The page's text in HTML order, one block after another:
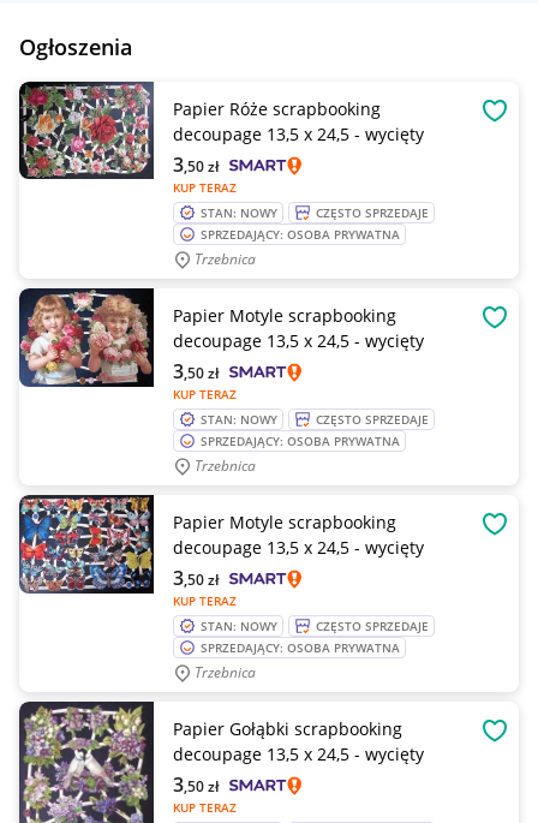
Ogłoszenia
Papier Róże scrapbooking
decoupage 13,5 x 24,5 - wycięty
KUP TERAZ
3,50zł
STAN: NOWY
CZĘSTO SPRZEDAJE
SPRZEDAJĄCY: OSOBA PRYWATNA
Trzebnica
Papier Motyle scrapbooking
decoupage 13,5 x 24,5 - wycięty
KUP TERAZ
3,50zł
STAN: NOWY
CZĘSTO SPRZEDAJE
SPRZEDAJĄCY: OSOBA PRYWATNA
Trzebnica
Papier Motyle scrapbooking
decoupage 13,5 x 24,5 - wycięty
KUP TERAZ
3,50zł
STAN: NOWY
CZĘSTO SPRZEDAJE
SPRZEDAJĄCY: OSOBA PRYWATNA
Trzebnica
Papier Gołąbki scrapbooking
decoupage 13,5 x 24,5 - wycięty
KUP TERAZ
3,50zł